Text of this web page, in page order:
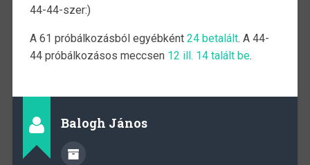
44-44-szer:)
A 61 próbálkozásból egyébként 24 betalált. A 44-
44 próbálkozásos meccsen 12 ill. 14 talált be.
Balogh János